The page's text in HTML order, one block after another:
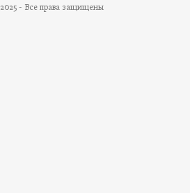
2025 - Все права защищены